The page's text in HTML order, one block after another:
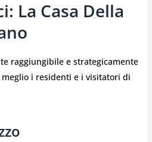
La Casa Della
raggiungibile e strategicamente
i residenti e i visitatori di